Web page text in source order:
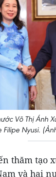
Võ Thị Ánh
Nyusi.
thăm tạo
và hai